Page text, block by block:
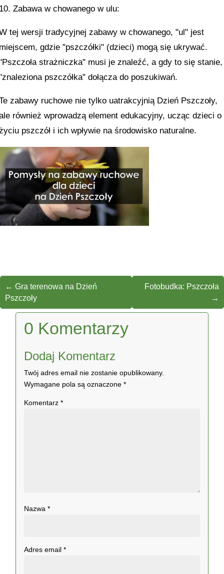
Zabawa w chowanego w ulu:
tej wersji tradycyjnej zabawy w chowanego, "ul" jest
gdzie "pszczółki" (dzieci) mogą się ukrywać.
strażniczka" musi je znaleźć, a gdy to się stanie,
pszczółka" dołącza do poszukiwań.
zabawy ruchowe nie tylko uatrakcyjnią Dzień Pszczoły,
również wprowadzą element edukacyjny, ucząc dzieci o
pszczół i ich wpływie na środowisko naturalne.
← Gra terenowa na Dzień
Pszczoły
Fotobudka: Pszczoła
→
0 Komentarzy
Dodaj Komentarz
Twój adres email nie zostanie opublikowany.
Wymagane pola są oznaczone*
Komentarz*
Nazwa*
Adres email*